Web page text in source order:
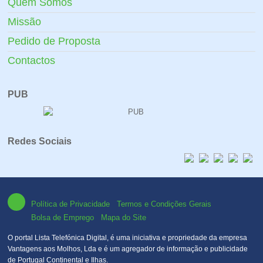
Quem Somos
Missão
Pedido de Proposta
Contactos
PUB
Redes Sociais
Política de Privacidade
Termos e Condições Gerais
Bolsa de Emprego
Mapa do Site
O portal Lista Telefónica Digital, é uma iniciativa e propriedade da empresa
Vantagens aos Molhos, Lda e é um agregador de informação e publicidade
de Portugal Continental e Ilhas.